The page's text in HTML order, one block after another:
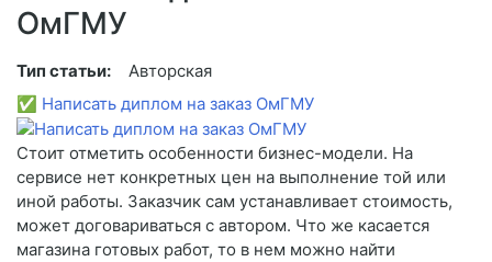
ОмГМУ
Тип статьи:
Авторская
✅ Написать диплом на заказ ОмГМУ
Стоит отметить особенности бизнес-модели. На
сервисе нет конкретных цен на выполнение той или
иной работы. Заказчик сам устанавливает стоимость,
может договариваться с автором. Что же касается
магазина готовых работ, то в нем можно найти